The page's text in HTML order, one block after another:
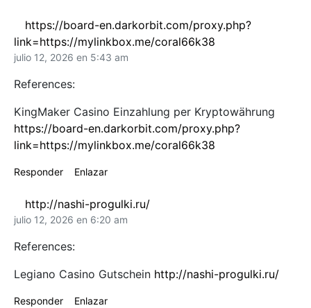
https://board-en.darkorbit.com/proxy.php?
link=https://mylinkbox.me/coral66k38
julio 12, 2026 en 5:43 am
References:
KingMaker Casino Einzahlung per Kryptowährung
https://board-en.darkorbit.com/proxy.php?
link=https://mylinkbox.me/coral66k38
Responder Enlazar
http://nashi-progulki.ru/
julio 12, 2026 en 6:20 am
References:
Legiano Casino Gutschein http://nashi-progulki.ru/
Responder Enlazar